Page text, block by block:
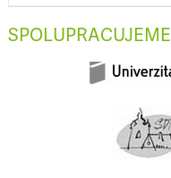
SPOLUPRACUJEME